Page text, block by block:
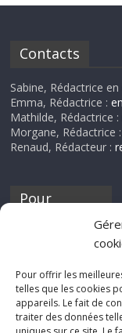
Pour offrir les
telles que les cookies
appareils. Le fait de
traiter des données
Contacts
Sabine, Rédactrice en
Emma, Rédactrice :
Mathilde, Rédactrice :
Morgane, Rédactrice
Renaud, Rédacteur :
Pour
discothèque